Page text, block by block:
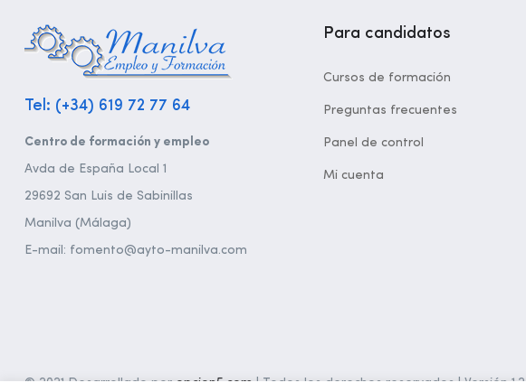
Tel: (+34) 619 72 77 64
Centro de formación y empleo
Avda de España Local 1
29692 San Luis de Sabinillas
Manilva (Málaga)
E-mail: fomento@ayto-manilva.com
Para candidatos
Cursos de formación
Preguntas frecuentes
Panel de control
Mi cuenta
© 2021 Desarrollado poropcion5.com| Todos los derechos reservados | Versión 1.2